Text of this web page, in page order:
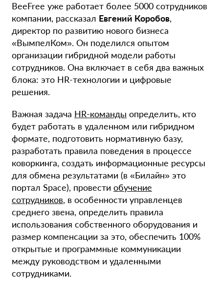
BeeFree уже работает более 5000 сотрудников
компании, рассказал Евгений Коробов,
директор по развитию нового бизнеса
«ВымпелКом». Он поделился опытом
организации гибридной модели работы
сотрудников. Она включает в себя два важных
блока: это HR-технологии и цифровые
решения.
Важная задача HR-команды определить, кто
будет работать в удаленном или гибридном
формате, подготовить нормативную базу,
разработать правила поведения в процессе
коворкинга, создать информационные ресурсы
для обмена результатами (в «Билайн» это
портал Space), провести обучение
сотрудников, в особенности управленцев
среднего звена, определить правила
использования собственного оборудования и
размер компенсации за это, обеспечить 100%
открытые и программные коммуникации
между руководством и удаленными
сотрудниками.